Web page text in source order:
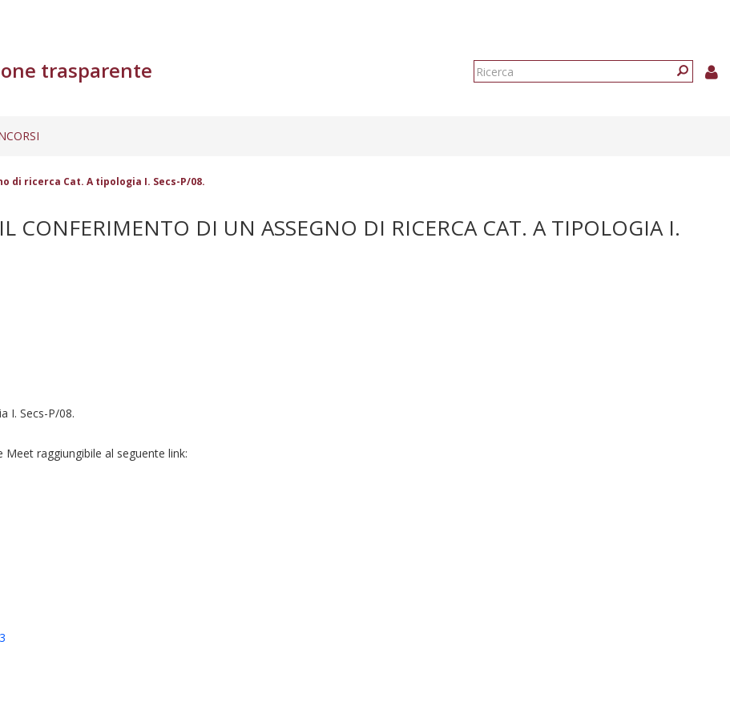
trasparente
Form
di ricerca Cat. A tipologia I. Secs-P/08.
CONFERIMENTO DI UN ASSEGNO DI RICERCA CAT. A TIPOLOGIA I.
I. Secs-P/08.
raggiungibile al seguente link: